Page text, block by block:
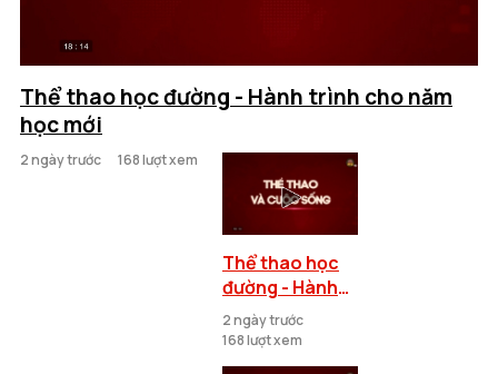
Thể thao học đường - Hành trình cho năm
học mới
2 ngày trước 168 lượt xem
Thể thao học
đường - Hành
trình cho năm
học mới
2 ngày trước
168 lượt xem